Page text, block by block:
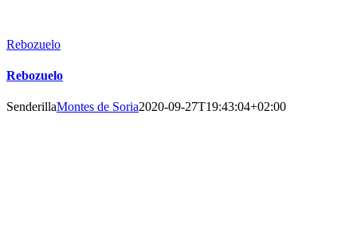
Rebozuelo
Rebozuelo
SenderillaMontes de Soria2020-09-27T19:43:04+02:00